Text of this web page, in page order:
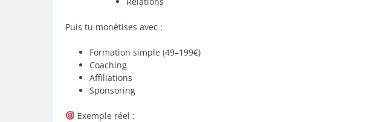
Puis tu monétises avec :
Formation simple (49–199€)
Coaching
Affiliations
Sponsoring
Exemple réel :